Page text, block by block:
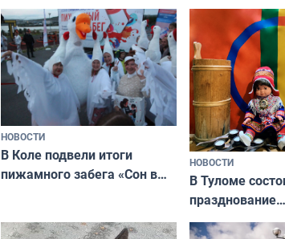
НОВОСТИ
В Коле подвели итоги
пижамного забега «Сон в
НОВОСТИ
В Туломе
празднование